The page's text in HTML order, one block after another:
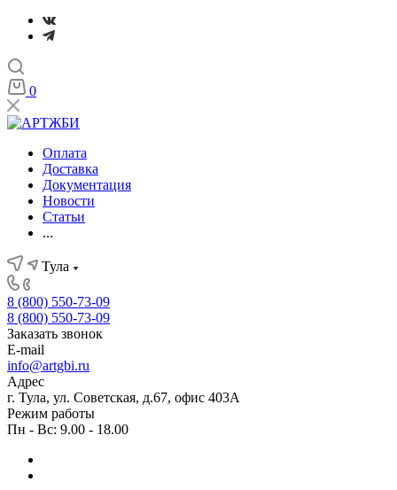
0
Оплата
Доставка
Документация
Новости
Статьи
...
Тула
8 (800) 550-73-09
8 (800) 550-73-09
Заказать звонок
E-mail
info@artgbi.ru
Адрес
г. Тула, ул. Советская, д.67, офис 403А
Режим работы
Пн - Вс: 9.00 - 18.00